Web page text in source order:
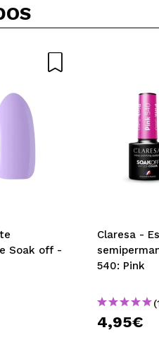
Soak off -
Claresa -
540: Pink
4,95€